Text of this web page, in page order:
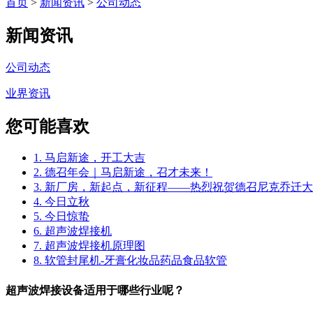
新闻资讯
公司动态
业界资讯
您可能喜欢
1. 马启新途，开工大吉
2. 德召年会｜马启新途，召才未来！
3. 新厂房，新起点，新征程——热烈祝贺德召尼克乔迁
4. 今日立秋
5. 今日惊蛰
6. 超声波焊接机
7. 超声波焊接机原理图
8. 软管封尾机-牙膏化妆品药品食品软管
超声波焊接设备适用于哪些行业呢？